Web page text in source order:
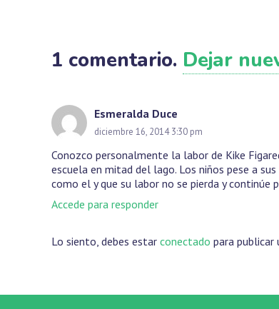
1 comentario. Dejar
Esmeralda Duce
diciembre 16, 2014 3:30 pm
Conozco personalmente la labor de Kike
escuela en mitad del lago. Los niños pese a
como el y que su labor no se pierda y continúe
Accede para responder
Lo siento, debes estar conectado para publicar